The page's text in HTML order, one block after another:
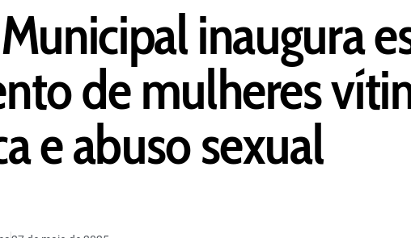
inaugura
de mulheres
e abuso sexual